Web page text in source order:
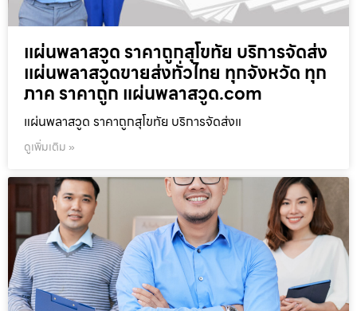
แผ่นพลาสวูด ราคาถูกสุโขทัย บริการจัดส่ง
แผ่นพลาสวูดขายส่งทั่วไทย ทุกจังหวัด ทุก
ภาค ราคาถูก แผ่นพลาสวูด.com
แผ่นพลาสวูด ราคาถูกสุโขทัย บริการจัดส่งแ
ดูเพิ่มเติม »